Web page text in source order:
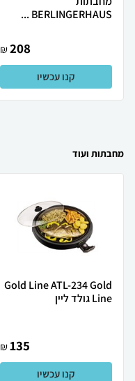
BERLINGERHAUS ...
208
₪
קנו עכשיו
מחבתות ועוד
Gold Line ATL-234 Gold
Line גולד ליין
135
₪
קנו עכשיו